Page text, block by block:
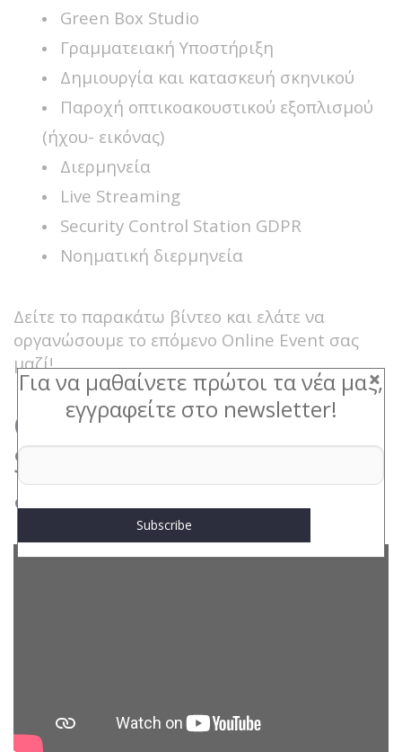
Green Box Studio
Γραμματειακή Υποστήριξη
Δημιουργία και κατασκευή σκηνικού
Παροχή οπτικοακουστικού εξοπλισμού
(ήχου- εικόνας)
Διερμηνεία
Live Streaming
Security Control Station GDPR
Νοηματική διερμηνεία
Δείτε το παρακάτω βίντεο και ελάτε να
οργανώσουμε το επόμενο Online Event σας
μαζί!
Congress Line - Online
Services for Conferences
& Events (video)
Για να μαθαίνετε πρώτοι τα νέα μας,
εγγραφείτε στο newsletter!